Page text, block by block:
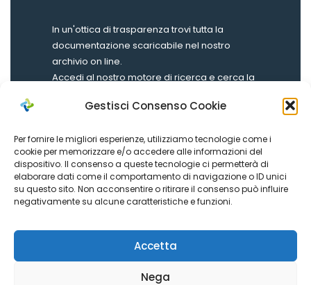
Gestisci Consenso Cookie
Per fornire le migliori esperienze, utilizziamo tecnologie come i
cookie per memorizzare e/o accedere alle informazioni del
dispositivo. Il consenso a queste tecnologie ci permetterà di
elaborare dati come il comportamento di navigazione o ID unici
su questo sito. Non acconsentire o ritirare il consenso può influire
negativamente su alcune caratteristiche e funzioni.
Accetta
Nega
In un'ottica di trasparenza trovi tutta la
documentazione scaricabile nel nostro
archivio on line.
Accedi al nostro motore di ricerca e cerca la
Vai Alla Ricerca